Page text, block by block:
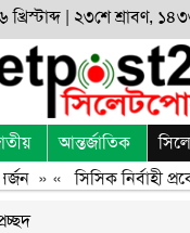
| ২৩শে শ্রাবণ,
আন্তর্জাতিক
» « সিসিক নির্বাহী